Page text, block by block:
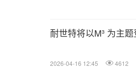
耐世特将以M³ 为主
2026-04-16 12:45 4612